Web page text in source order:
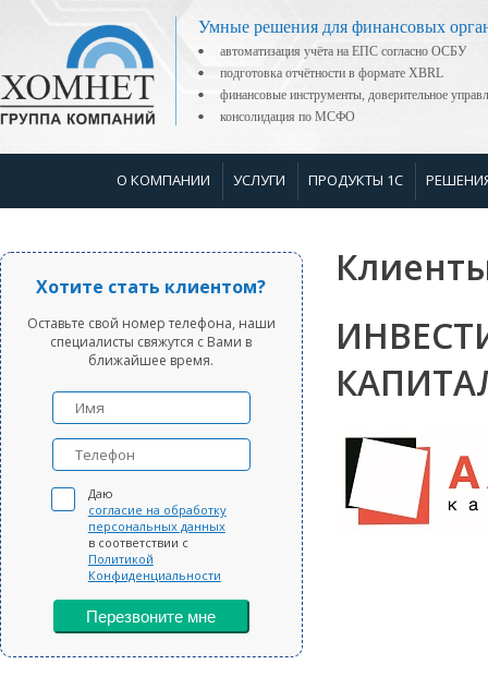
Умные решения для финансовых
автоматизация учёта на ЕПС согласно ОСБУ
подготовка отчётности в формате XBRL
финансовые инструменты, доверительное
консолидация по МСФО
О КОМПАНИИ УСЛУГИ ПРОДУКТЫ 1С
Хотите стать клиентом?
Оставьте свой номер телефона, наши
специалисты свяжутся с Вами в
ближайшее время.
Даю
согласие на обработку
персональных данных
в соответствии с
Политикой
Конфиденциальности
Перезвоните мне